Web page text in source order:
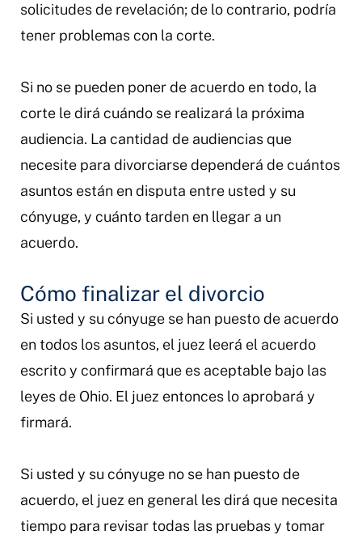
solicitudes de revelación; de lo contrario, podría
tener problemas con la corte.
Si no se pueden poner de acuerdo en todo, la
corte le dirá cuándo se realizará la próxima
audiencia. La cantidad de audiencias que
necesite para divorciarse dependerá de cuántos
asuntos están en disputa entre usted y su
cónyuge, y cuánto tarden en llegar a un
acuerdo.
Cómo finalizar el divorcio
Si usted y su cónyuge se han puesto de acuerdo
en todos los asuntos, el juez leerá el acuerdo
escrito y confirmará que es aceptable bajo las
leyes de Ohio. El juez entonces lo aprobará y
firmará.
Si usted y su cónyuge no se han puesto de
acuerdo, el juez en general les dirá que necesita
tiempo para revisar todas las pruebas y tomar